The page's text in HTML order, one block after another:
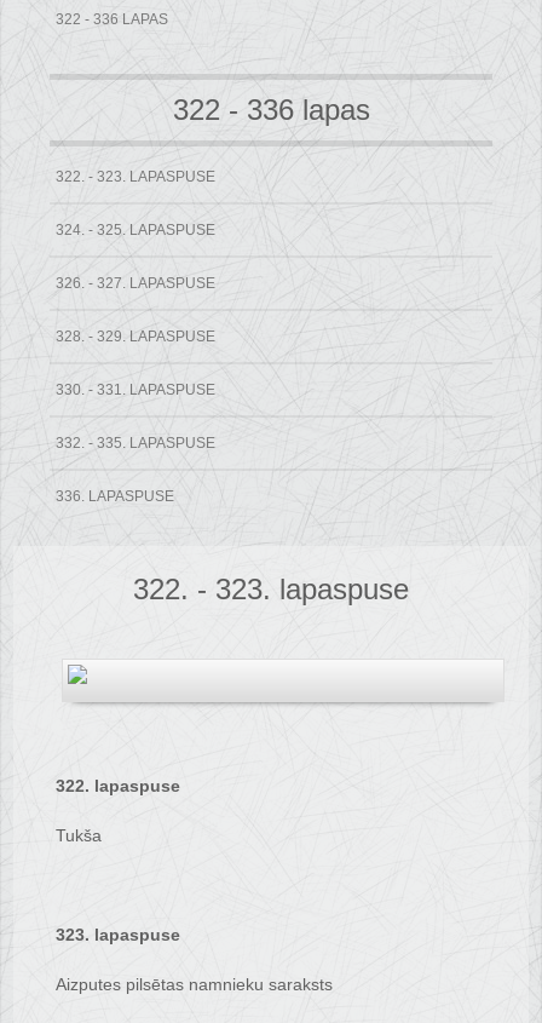
322 - 336 LAPAS
322 - 336 lapas
322. - 323. LAPASPUSE
324. - 325. LAPASPUSE
326. - 327. LAPASPUSE
328. - 329. LAPASPUSE
330. - 331. LAPASPUSE
332. - 335. LAPASPUSE
336. LAPASPUSE
322. - 323. lapaspuse
322. lapaspuse
Tukša
323. lapaspuse
Aizputes pilsētas namnieku saraksts